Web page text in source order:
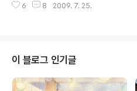
있는 것은 That(저것)이라고 말합니다. 정확
운데서 오늘 배우실 표현은 She wants to
라고 표현을 했는데 정말 그 뜻이 그런 뜻인
니다. 우리 귀여운 악동들의 대화를 들어 보
6 8 2009. 7. 25.
이 블로그 인기글